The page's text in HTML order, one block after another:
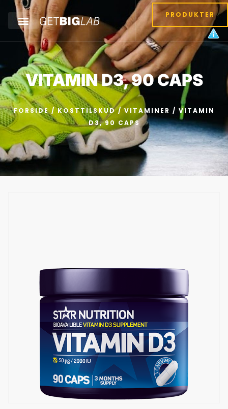
PRODUKTER
VITAMIN D3, 90 CAPS
FORSIDE/KOSTTILSKUD/ VITAMINER / VITAMIN
D3, 90 CAPS